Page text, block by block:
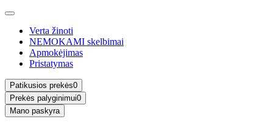
Verta žinoti
NEMOKAMI skelbimai
Apmokėjimas
Pristatymas
Patikusios prekės0
Prekės palyginimui0
Mano paskyra